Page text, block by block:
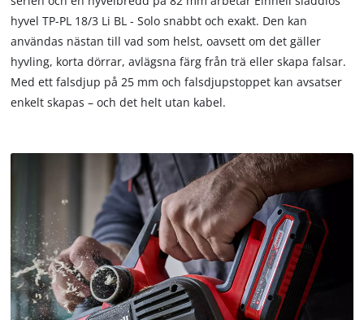
We need your consent to load the
Google Maps service!
This content is not permitted to load due
the site with their CMP to add this content
to the list of technologies used.
Powered byUsercentrics Consent
Management Platform
hyvel TP-PL 18/3 Li BL - Solo snabbt och exakt. Den kan
användas nästan till vad som helst, oavsett om det gäller
hyvling, korta dörrar, avlägsna färg från trä eller skapa falsar.
Med ett falsdjup på 25 mm och falsdjupstoppet kan avsatser
enkelt skapas – och det helt utan kabel.